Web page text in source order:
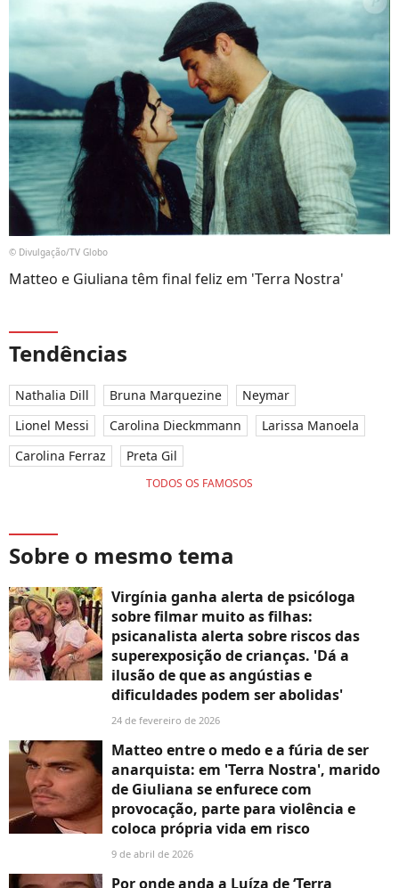
© Divulgação/TV Globo
Matteo e Giuliana têm final feliz em 'Terra Nostra'
Tendências
Nathalia Dill Bruna Marquezine
Neymar
Lionel Messi
Carolina Dieckmmann
Larissa Manoela
Carolina Ferraz
Preta Gil
TODOS OS FAMOSOS
Sobre o mesmo tema
Virgínia ganha alerta de psicóloga
sobre filmar muito as filhas:
psicanalista alerta sobre riscos das
superexposição de crianças. 'Dá a
ilusão de que as angústias e
dificuldades podem ser abolidas'
24 de fevereiro de 2026
Matteo entre o medo e a fúria de ser
anarquista: em 'Terra Nostra', marido
de Giuliana se enfurece com
provocação, parte para violência e
coloca própria vida em risco
9 de abril de 2026
Por onde anda a Luíza de ‘Terra